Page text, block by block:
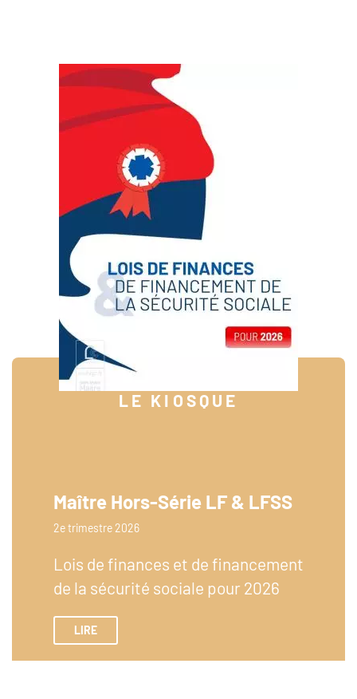
LE KIOSQUE
Maître Hors-Série LF & LFSS
2e trimestre 2026
Lois de finances et de financement
de la sécurité sociale pour 2026
LIRE